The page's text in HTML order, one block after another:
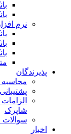
نرم افزار
پذیرندگان
محاسبه
شاپرک
سوالات
اخبار